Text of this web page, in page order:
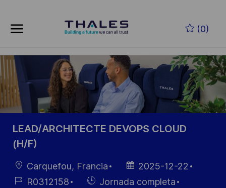
(0)
-
LEAD/ARCHITECTE DEVOPS CLOUD
(H/F)
Ubicación
Carquefou, Francia
Fecha de
publicación
2025-12-22
ID deR0312158
HiringJornada completa